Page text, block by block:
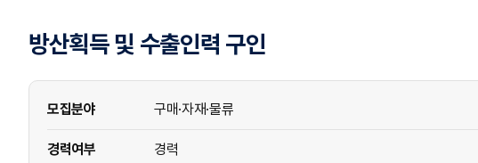
방산획득 및 수출인력 구인
모집분야 구매·자재·물류
경력여부 경력